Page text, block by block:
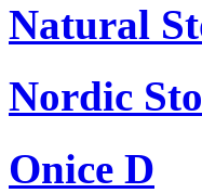
Natural
Nordic
Onice D